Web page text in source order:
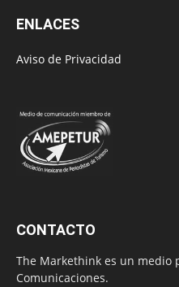
ENLACES
Aviso de Privacidad
CONTACTO
The Markethink es un medio
Comunicaciones.